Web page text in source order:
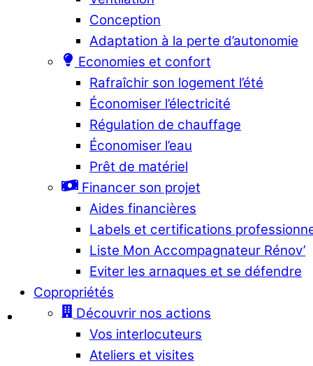
Conception
Adaptation à la perte d’autonomie
Economies et confort
Rafraîchir son logement l’été
Économiser l’électricité
Régulation de chauffage
Économiser l’eau
Prêt de matériel
Financer son projet
Aides financières
Labels et certifications
Liste Mon Accompagnateur Rénov’
Eviter les arnaques et se défendre
Copropriétés
Découvrir nos actions
Vos interlocuteurs
Ateliers et visites